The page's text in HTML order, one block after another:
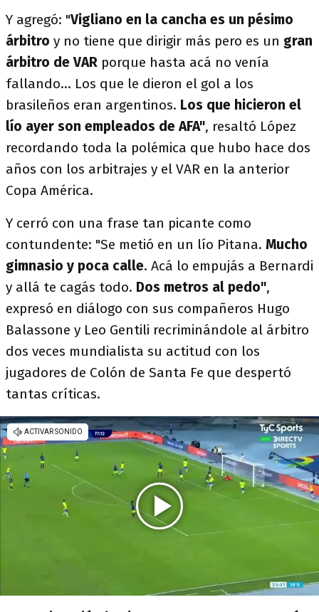
Y agregó: "Vigliano en la cancha es un pésimo
árbitro y no tiene que dirigir más pero es un gran
árbitro de VAR porque hasta acá no venía
fallando... Los que le dieron el gol a los
brasileños eran argentinos. Los que hicieron el
lío ayer son empleados de AFA", resaltó López
recordando toda la polémica que hubo hace dos
años con los arbitrajes y el VAR en la anterior
Copa América.
Y cerró con una frase tan picante como
contundente: "Se metió en un lío Pitana. Mucho
gimnasio y poca calle. Acá lo empujás a Bernardi
y allá te cagás todo. Dos metros al pedo",
expresó en diálogo con sus compañeros Hugo
Balassone y Leo Gentili recriminándole al árbitro
dos veces mundialista su actitud con los
jugadores de Colón de Santa Fe que despertó
tantas críticas.